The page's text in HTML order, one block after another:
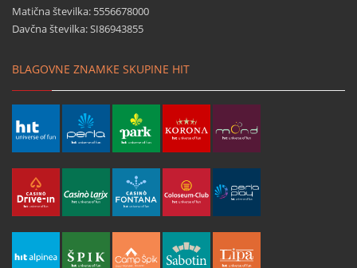
Matična številka: 5556678000
Davčna številka: SI86943855
BLAGOVNE ZNAMKE SKUPINE HIT